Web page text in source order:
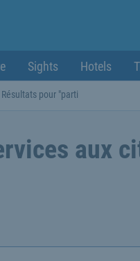
Sights Hotels
Résultats pour "parti
aux